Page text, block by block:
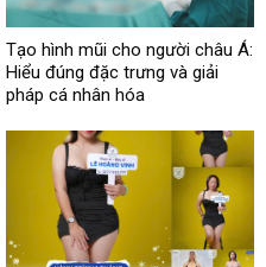
Tạo hình mũi cho người châu Á:
Hiểu đúng đặc trưng và giải
pháp cá nhân hóa